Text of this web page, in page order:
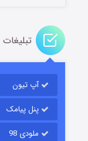
آپ تیون
پنل پیامک
ملودی 98